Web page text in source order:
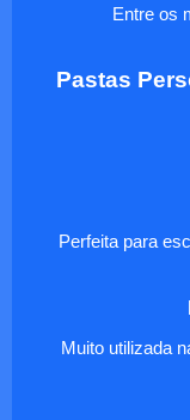
Entre os
Pastas
Perfeita para
Muito utilizada